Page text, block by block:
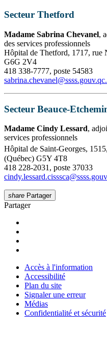
Secteur Thetford
Madame Sabrina Chevanel,
des services professionnels
Hôpital de Thetford, 1717, rue
G6G 2V4
418 338-7777, poste 54583
sabrina.chevanel@ssss.gouv.qc.
Secteur Beauce-
Madame Cindy Lessard,
services professionnels
Hôpital de Saint-Georges,
(Québec) G5Y 4T8
418 228-2031, poste 37033
cindy.lessard.cisssca@
share Partager
Partager
Accès à l'information
Accessibilité
Plan du site
Signaler une erreur
Médias
Confidentialité et sécurité